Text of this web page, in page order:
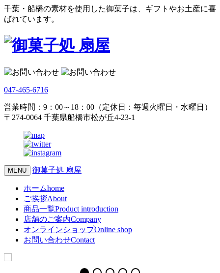
千葉・船橋の素材を使用した御菓子は、ギフトやお土産に喜
ばれています。
047-465-6716
営業時間：9：00～18：00（定休日：毎週火曜日・水曜日）
〒274-0064 千葉県船橋市松が丘4-23-1
MENU 御菓子処 扇屋
ホームhome
ご挨拶About
商品一覧Product introduction
店舗のご案内Company
オンラインショップOnline shop
お問い合わせContact